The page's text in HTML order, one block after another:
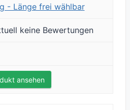
- Länge frei wählbar
keine Bewertungen
ansehen